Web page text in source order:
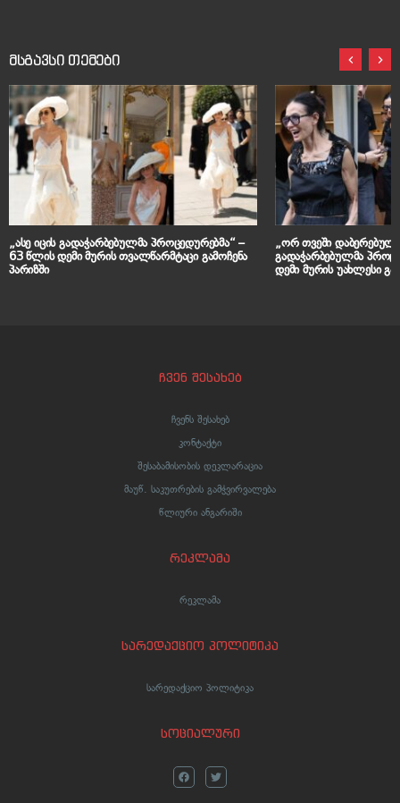
მსგავსი თემები
„ასე იცის გადაჭარბებულმა პროცედურებმა“ –
63 წლის დემი მურის თვალწარმტაცი გამოჩენა
პარიზში
„ორ თვეში
გადაჭარბებულმა
დემი მურის უახლესი
ჩვენ შესახებ
ჩვენს შესახებ
კონტაქტი
შესაბამისობის დეკლარაცია
მაუწ. საკუთრების გამჭვირვალება
წლიური ანგარიში
რეკლამა
რეკლამა
სარედაქციო პოლიტიკა
სარედაქციო პოლიტიკა
სოციალური